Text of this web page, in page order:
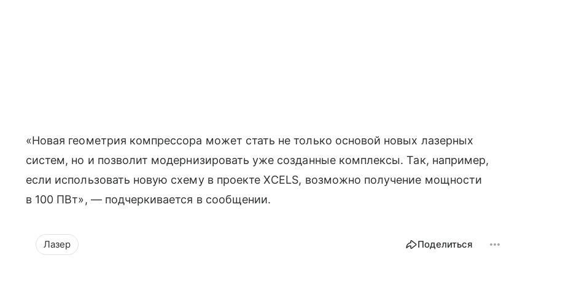
«Новая геометрия компрессора может стать не только основой новых лазерных
систем, но и позволит модернизировать уже созданные комплексы. Так, например,
если использовать новую схему в проекте XCELS, возможно получение мощности
в 100 ПВт», — подчеркивается в сообщении.
Лазер Поделиться